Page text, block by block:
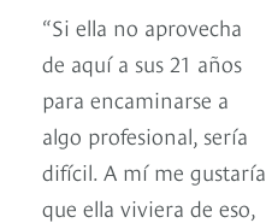
“Si ella no aprovecha
de aquí a sus 21 años
para encaminarse a
algo profesional, sería
difícil. A mí me gustaría
que ella viviera de eso,